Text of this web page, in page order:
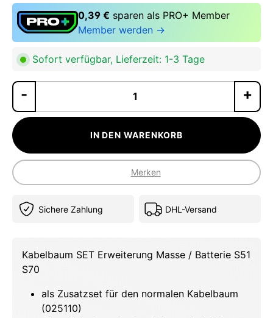
0,39 € sparen als PRO+ Member
Member werden →
Sofort verfügbar, Lieferzeit: 1-3 Tage
IN DEN WARENKORB
Merken
Sichere Zahlung DHL-Versand
Kabelbaum SET Erweiterung Masse / Batterie S51
S70
als Zusatzset für den normalen Kabelbaum
(025110)